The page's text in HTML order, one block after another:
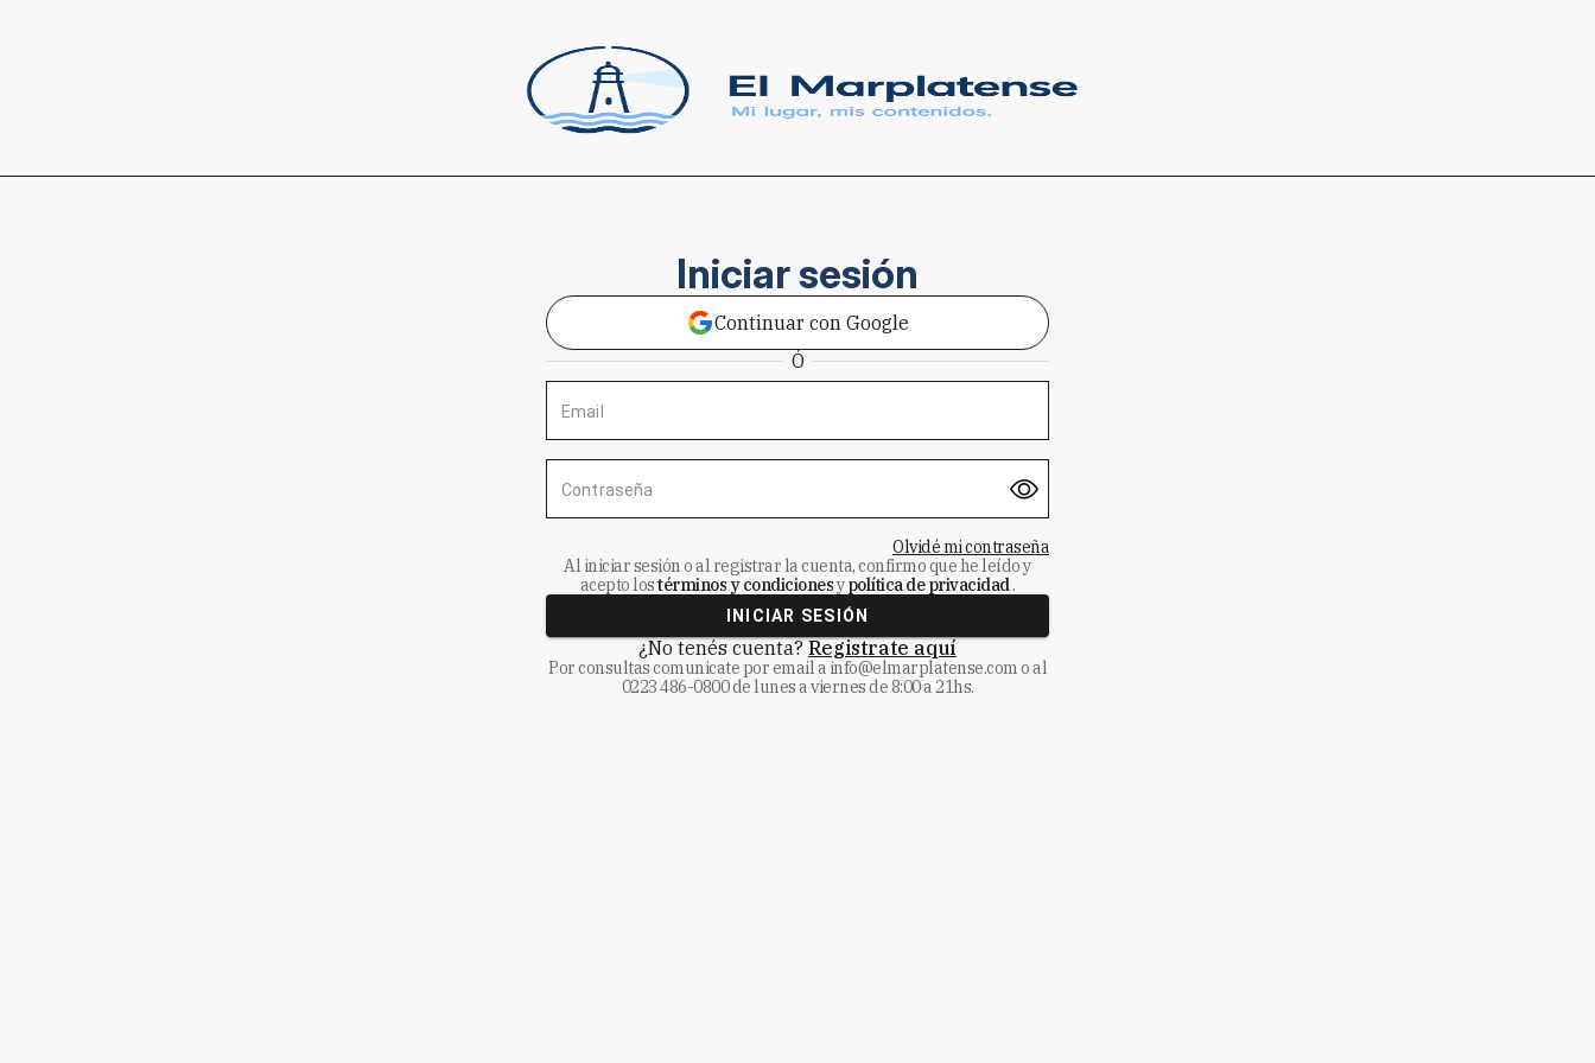
Iniciar sesión
Continuar con Google
Ó
Email
Contraseña
Olvidé mi contraseña
Al iniciar sesión o al registrar la cuenta, confirmo que he leído y
acepto lostérminos y condicionesypolítica de privacidad.
INICIAR SESIÓN
¿No tenés cuenta? Registrate aquí
Por consultas comunicate por email a info@elmarplatense.como al
0223 486-0800de lunes a viernes de 8:00 a 21hs.